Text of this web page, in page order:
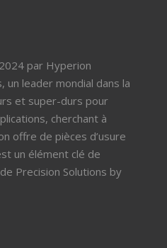
par Hyperion
un leader mondial dans la
et super-durs pour
cherchant à
offre de pièces d’usure
un élément clé de
Precision Solutions by